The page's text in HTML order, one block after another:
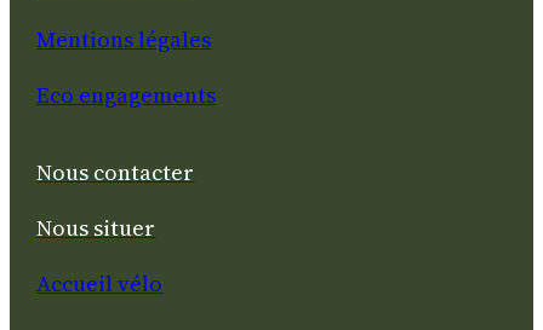
Mentions légales
Eco engagements
Nous contacter
Nous situer
Accueil vélo